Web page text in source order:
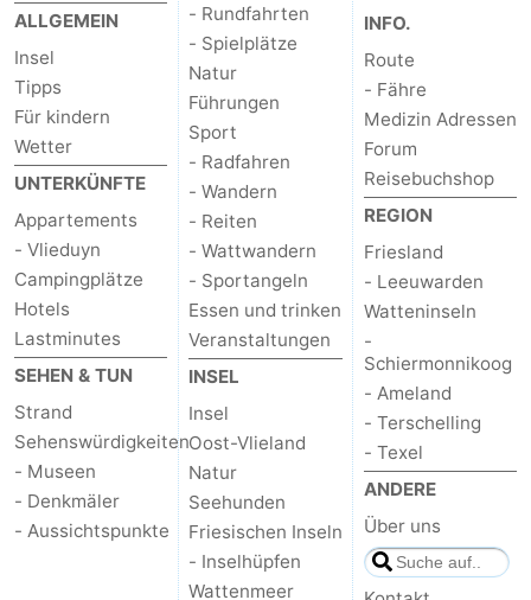
ALLGEMEIN
Insel
Tipps
Für kindern
Wetter
UNTERKÜNFTE
Appartements
- Vlieduyn
Campingplätze
Hotels
Lastminutes
SEHEN & TUN
Strand
Sehenswürdigkeiten
- Museen
- Denkmäler
- Aussichtspunkte
- Rundfahrten
- Spielplätze
Natur
Führungen
Sport
- Radfahren
- Wandern
- Reiten
- Wattwandern
- Sportangeln
Essen und trinken
Veranstaltungen
INSEL
Insel
Oost-Vlieland
Natur
Seehunden
Friesischen Inseln
- Inselhüpfen
Wattenmeer
INFO.
Route
- Fähre
Medizin Adressen
Forum
Reisebuchshop
REGION
Friesland
- Leeuwarden
Watteninseln
-
Schiermonnikoog
- Ameland
- Terschelling
- Texel
ANDERE
Über uns